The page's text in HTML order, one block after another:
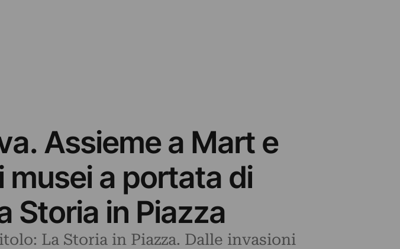
Assieme a Mart e
musei a portata di
Storia in Piazza
La Storia in Piazza. Dalle invasioni